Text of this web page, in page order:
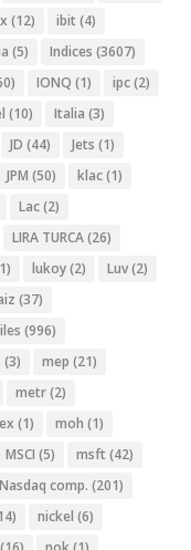
(12) ibit (4)
(5) Indices (3607)
IONQ (1) ipc(2)
(10) Italia (3)
JD (44) Jets (1)
JPM (50) klac(1)
Lac(2)
LIRA TURCA(26)
lukoy(2) Luv(2)
(37)
(996)
(3) mep (21)
metr(2)
(1) moh (1)
MSCI (5) msft (42)
Nasdaq comp. (201)
nickel (6)